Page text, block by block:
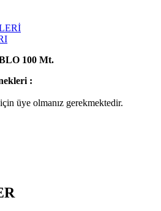
100 Mt.
:
üye olmanız gerekmektedir.